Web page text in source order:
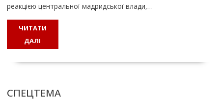
реакцією центральної мадридської влади,…
ЧИТАТИ
ДАЛІ
СПЕЦТЕМА